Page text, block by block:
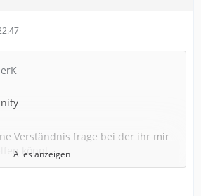
Verständnis frage bei der ihr mir
könnt
unter Wasserquellen alle
Alles anzeigen